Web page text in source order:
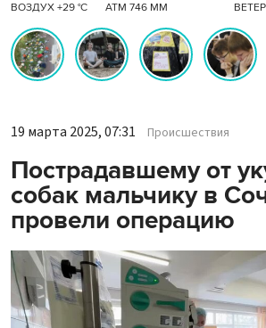
ВОЗДУХ +29 °C АТМ 746 ММ
19 марта 2025, 07:31 Происшествия
Пострадавшему от
собак мальчику в
провели операцию